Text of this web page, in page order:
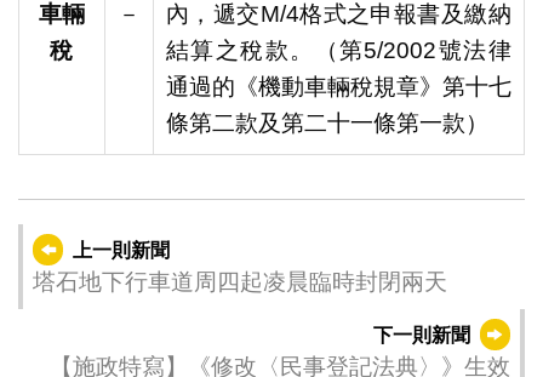
車輛
稅
－
內，遞交M/4格式之申報書及繳納
結算之稅款。（第5/2002號法律
通過的《機動車輛稅規章》第十七
條第二款及第二十一條第一款）
上一則新聞
塔石地下行車道周四起凌晨臨時封閉兩天
下一則新聞
【施政特寫】《修改〈民事登記法典〉》生效